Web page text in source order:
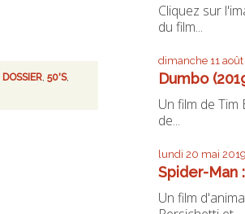
DOSSIER,50'S,
Cliquez sur
du film...
dimanche 11
Dumbo
Un film de
de...
lundi 20 mai 2019
Spider-Man
Un film